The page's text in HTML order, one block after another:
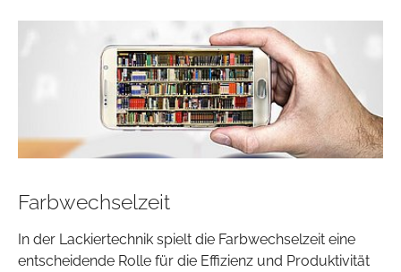
Farbwechselzeit
In der Lackiertechnik spielt die Farbwechselzeit eine
entscheidende Rolle für die Effizienz und Produktivität